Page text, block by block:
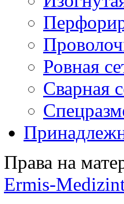
Ровная
Сварная
Права на
Ermis-